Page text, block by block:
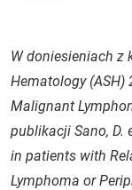
W doniesieniach z
Hematology (ASH)
Malignant
publikacji Sano, D.
in patients with
Lymphoma or